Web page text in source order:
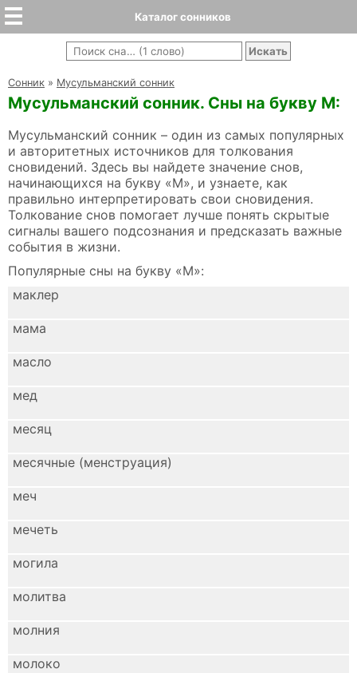
Каталог сонников
Cонник » Мусульманский сонник
Мусульманский сонник. Сны на букву М:
Мусульманский сонник – один из самых популярных
и авторитетных источников для толкования
сновидений. Здесь вы найдете значение снов,
начинающихся на букву «М», и узнаете, как
правильно интерпретировать свои сновидения.
Толкование снов помогает лучше понять скрытые
сигналы вашего подсознания и предсказать важные
события в жизни.
Популярные сны на букву «М»:
маклер
мама
масло
мед
месяц
месячные (менструация)
меч
мечеть
могила
молитва
молния
молоко